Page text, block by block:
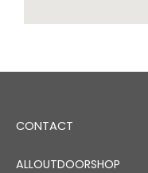
CONTACT
ALLOUTDOORSHOP